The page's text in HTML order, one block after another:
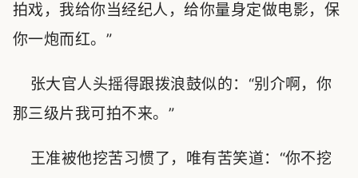
拍戏，我给你当经纪人，给你量身定做电影，保
你一炮而红。”
张大官人头摇得跟拨浪鼓似的：“别介啊，你
那三级片我可拍不来。”
王准被他挖苦习惯了，唯有苦笑道：“你不挖